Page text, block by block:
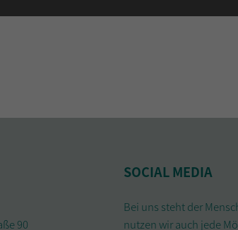
90
SOCIAL MEDIA
Bei uns steht der
nutzen wir auch jede